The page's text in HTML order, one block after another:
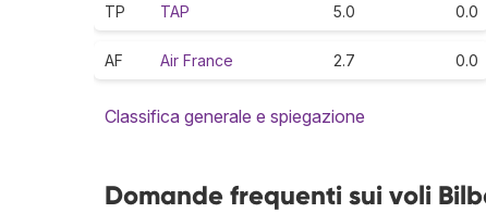
TP TAP 5.0 0.0
AF Air France 2.7 0.0
Classifica generale e spiegazione
Domande frequenti sui voli